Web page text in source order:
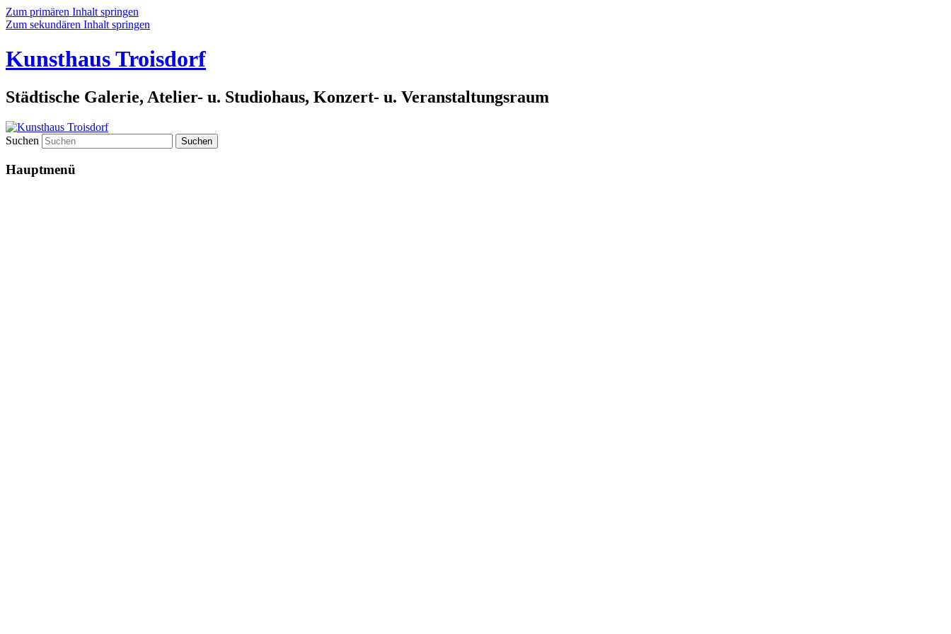
Zum primären Inhalt springen
Zum sekundären Inhalt springen
Kunsthaus Troisdorf
Städtische Galerie, Atelier- u. Studiohaus, Konzert- u. Veranstaltungsraum
Suchen
Hauptmenü